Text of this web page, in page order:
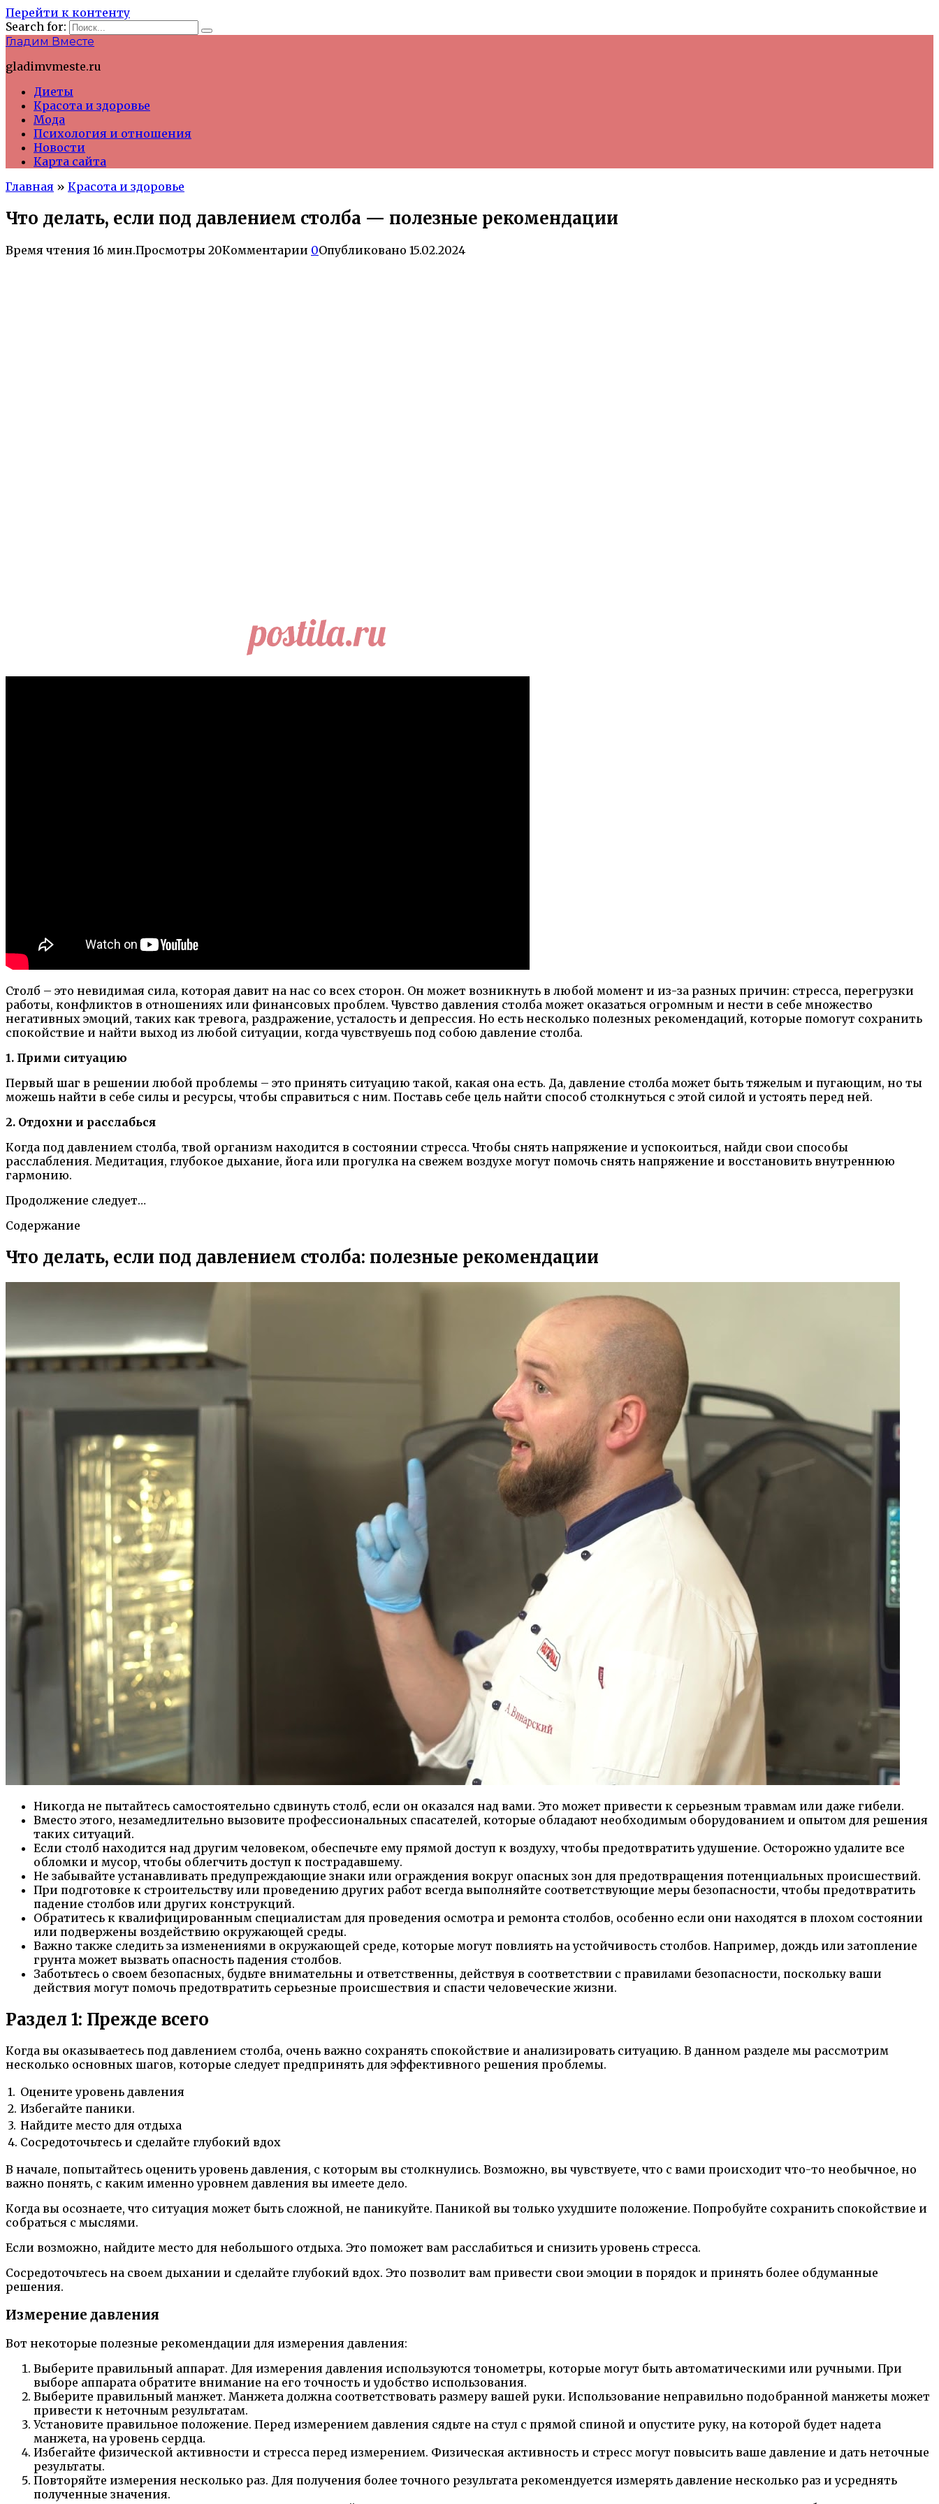
Перейти к контенту
Search for:
Гладим Вместе
gladimvmeste.ru
Диеты
Красота и здоровье
Мода
Психология и отношения
Новости
Карта сайта
Главная » Красота и здоровье
Что делать, если под давлением столба — полезные рекомендации
Время чтения 16 мин.Просмотры 20Комментарии 0Опубликовано 15.02.2024
Столб – это невидимая сила, которая давит на нас со всех сторон. Он может возникнуть в любой момент и из-за разных причин: стресса, перегрузки
работы, конфликтов в отношениях или финансовых проблем. Чувство давления столба может оказаться огромным и нести в себе множество
негативных эмоций, таких как тревога, раздражение, усталость и депрессия. Но есть несколько полезных рекомендаций, которые помогут сохранить
спокойствие и найти выход из любой ситуации, когда чувствуешь под собою давление столба.
1. Прими ситуацию
Первый шаг в решении любой проблемы – это принять ситуацию такой, какая она есть. Да, давление столба может быть тяжелым и пугающим, но ты
можешь найти в себе силы и ресурсы, чтобы справиться с ним. Поставь себе цель найти способ столкнуться с этой силой и устоять перед ней.
2. Отдохни и расслабься
Когда под давлением столба, твой организм находится в состоянии стресса. Чтобы снять напряжение и успокоиться, найди свои способы
расслабления. Медитация, глубокое дыхание, йога или прогулка на свежем воздухе могут помочь снять напряжение и восстановить внутреннюю
гармонию.
Продолжение следует…
Содержание
Что делать, если под давлением столба: полезные рекомендации
Никогда не пытайтесь самостоятельно сдвинуть столб, если он оказался над вами. Это может привести к серьезным травмам или даже гибели.
Вместо этого, незамедлительно вызовите профессиональных спасателей, которые обладают необходимым оборудованием и опытом для решения
таких ситуаций.
Если столб находится над другим человеком, обеспечьте ему прямой доступ к воздуху, чтобы предотвратить удушение. Осторожно удалите все
обломки и мусор, чтобы облегчить доступ к пострадавшему.
Не забывайте устанавливать предупреждающие знаки или ограждения вокруг опасных зон для предотвращения потенциальных происшествий.
При подготовке к строительству или проведению других работ всегда выполняйте соответствующие меры безопасности, чтобы предотвратить
падение столбов или других конструкций.
Обратитесь к квалифицированным специалистам для проведения осмотра и ремонта столбов, особенно если они находятся в плохом состоянии
или подвержены воздействию окружающей среды.
Важно также следить за изменениями в окружающей среде, которые могут повлиять на устойчивость столбов. Например, дождь или затопление
грунта может вызвать опасность падения столбов.
Заботьтесь о своем безопасных, будьте внимательны и ответственны, действуя в соответствии с правилами безопасности, поскольку ваши
действия могут помочь предотвратить серьезные происшествия и спасти человеческие жизни.
Раздел 1: Прежде всего
Когда вы оказываетесь под давлением столба, очень важно сохранять спокойствие и анализировать ситуацию. В данном разделе мы рассмотрим
несколько основных шагов, которые следует предпринять для эффективного решения проблемы.
1. Оцените уровень давления
2. Избегайте паники.
3. Найдите место для отдыха
4. Сосредоточьтесь и сделайте глубокий вдох
В начале, попытайтесь оценить уровень давления, с которым вы столкнулись. Возможно, вы чувствуете, что с вами происходит что-то необычное, но
важно понять, с каким именно уровнем давления вы имеете дело.
Когда вы осознаете, что ситуация может быть сложной, не паникуйте. Паникой вы только ухудшите положение. Попробуйте сохранить спокойствие и
собраться с мыслями.
Если возможно, найдите место для небольшого отдыха. Это поможет вам расслабиться и снизить уровень стресса.
Сосредоточьтесь на своем дыхании и сделайте глубокий вдох. Это позволит вам привести свои эмоции в порядок и принять более обдуманные
решения.
Измерение давления
Вот некоторые полезные рекомендации для измерения давления:
Выберите правильный аппарат. Для измерения давления используются тонометры, которые могут быть автоматическими или ручными. При
выборе аппарата обратите внимание на его точность и удобство использования.
Выберите правильный манжет. Манжета должна соответствовать размеру вашей руки. Использование неправильно подобранной манжеты может
привести к неточным результатам.
Установите правильное положение. Перед измерением давления сядьте на стул с прямой спиной и опустите руку, на которой будет надета
манжета, на уровень сердца.
Избегайте физической активности и стресса перед измерением. Физическая активность и стресс могут повысить ваше давление и дать неточные
результаты.
Повторяйте измерения несколько раз. Для получения более точного результата рекомендуется измерять давление несколько раз и усреднять
полученные значения.